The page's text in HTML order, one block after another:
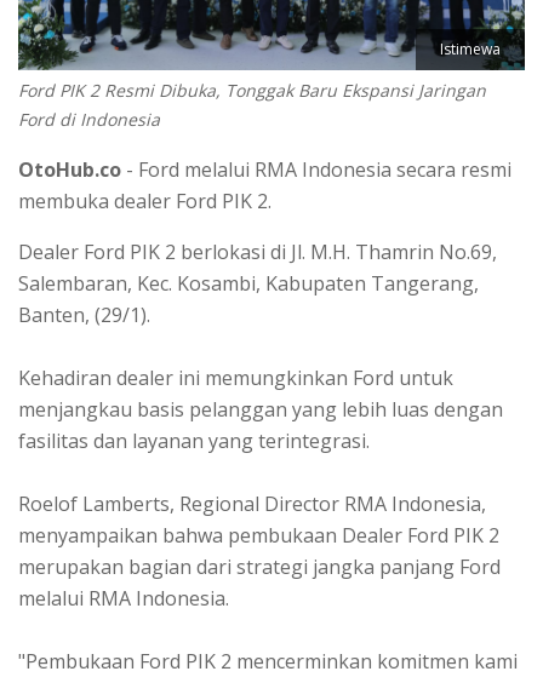
Istimewa
Ford PIK 2 Resmi Dibuka, Tonggak Baru Ekspansi Jaringan
Ford di Indonesia
OtoHub.co - Ford melalui RMA Indonesia secara resmi
membuka dealer Ford PIK 2.
Dealer Ford PIK 2 berlokasi di Jl. M.H. Thamrin No.69,
Salembaran, Kec. Kosambi, Kabupaten Tangerang,
Banten, (29/1).
Kehadiran dealer ini memungkinkan Ford untuk
menjangkau basis pelanggan yang lebih luas dengan
fasilitas dan layanan yang terintegrasi.
Roelof Lamberts, Regional Director RMA Indonesia,
menyampaikan bahwa pembukaan Dealer Ford PIK 2
merupakan bagian dari strategi jangka panjang Ford
melalui RMA Indonesia.
"Pembukaan Ford PIK 2 mencerminkan komitmen kami